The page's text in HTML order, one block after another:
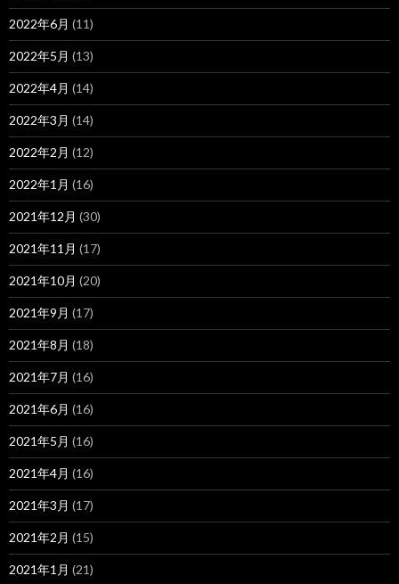
2022年6月 (11)
2022年5月 (13)
2022年4月 (14)
2022年3月 (14)
2022年2月 (12)
2022年1月 (16)
2021年12月 (30)
2021年11月 (17)
2021年10月 (20)
2021年9月 (17)
2021年8月 (18)
2021年7月 (16)
2021年6月 (16)
2021年5月 (16)
2021年4月 (16)
2021年3月 (17)
2021年2月 (15)
2021年1月 (21)